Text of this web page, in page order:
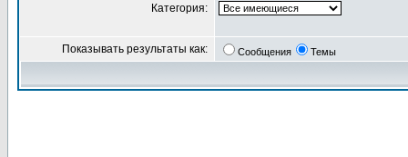
Категория:
Показывать результаты как: Сообщения Темы